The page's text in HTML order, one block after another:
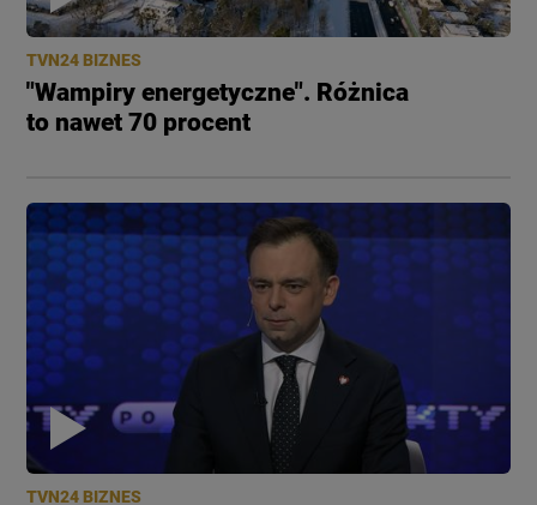
TVN24 BIZNES
"Wampiry energetyczne". Różnica
to nawet 70 procent
TVN24 BIZNES